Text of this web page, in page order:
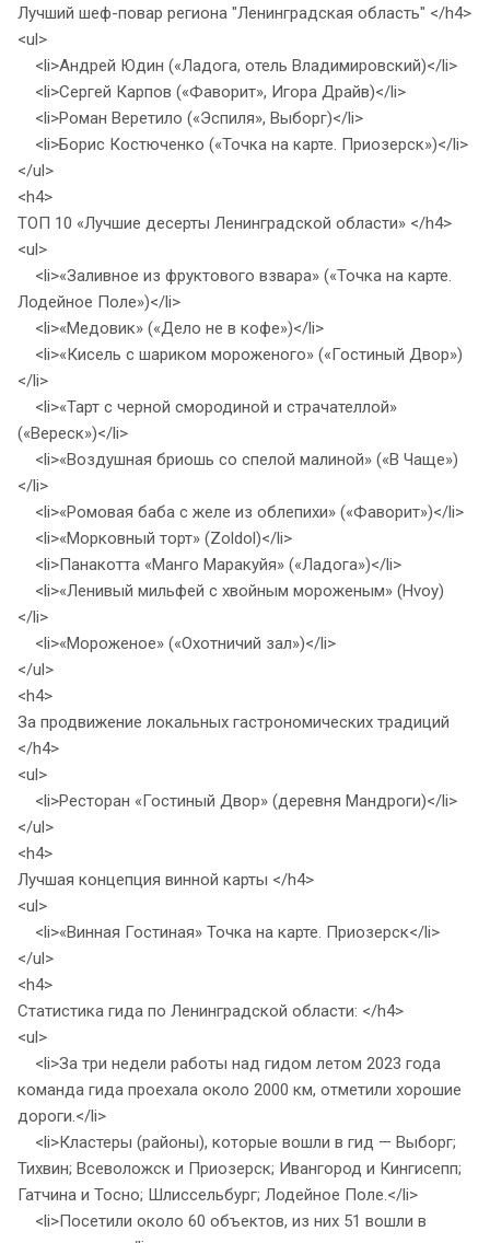
Лучший шеф-повар региона "Ленинградская область" </h4>
<ul>
<li>Андрей Юдин («Ладога, отель Владимировский)</li>
<li>Сергей Карпов («Фаворит», Игора Драйв)</li>
<li>Роман Веретило («Эспиля», Выборг)</li>
<li>Борис Костюченко («Точка на карте. Приозерск»)</li>
</ul>
<h4>
ТОП 10 «Лучшие десерты Ленинградской области» </h4>
<ul>
<li>«Заливное из фруктового взвара» («Точка на карте.
Лодейное Поле»)</li>
<li>«Медовик» («Дело не в кофе»)</li>
<li>«Кисель с шариком мороженого» («Гостиный Двор»)
</li>
<li>«Тарт с черной смородиной и страчателлой»
(«Вереск»)</li>
<li>«Воздушная бриошь со спелой малиной» («В Чаще»)
</li>
<li>«Ромовая баба с желе из облепихи» («Фаворит»)</li>
<li>«Морковный торт» (Zoldol)</li>
<li>Панакотта «Манго Маракуйя» («Ладога»)</li>
<li>«Ленивый мильфей с хвойным мороженым» (Hvoy)
</li>
<li>«Мороженое» («Охотничий зал»)</li>
</ul>
<h4>
За продвижение локальных гастрономических традиций
</h4>
<ul>
<li>Ресторан «Гостиный Двор» (деревня Мандроги)</li>
</ul>
<h4>
Лучшая концепция винной карты </h4>
<ul>
<li>«Винная Гостиная» Точка на карте. Приозерск</li>
</ul>
<h4>
Статистика гида по Ленинградской области: </h4>
<ul>
<li>За три недели работы над гидом летом 2023 года
команда гида проехала около 2000 км, отметили хорошие
дороги.</li>
<li>Кластеры (районы), которые вошли в гид — Выборг;
Тихвин; Всеволожск и Приозерск; Ивангород и Кингисепп;
Гатчина и Тосно; Шлиссельбург; Лодейное Поле.</li>
<li>Посетили около 60 объектов, из них 51 вошли в